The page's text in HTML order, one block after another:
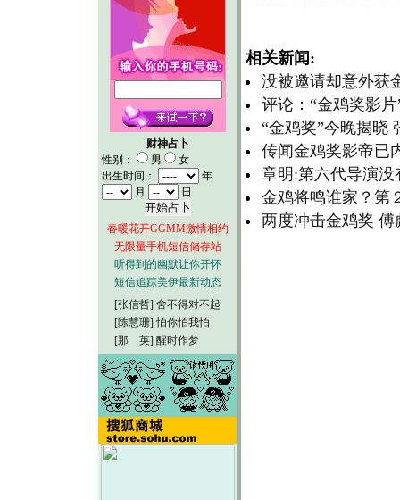
财神占卜
性别：
男
女
出生时间：
年
月
日
春暖花开GGMM激情相约
无限量手机短信储存站
听得到的幽默让你开怀
短信追踪美伊最新动态
[张信哲] 舍不得对不起
[陈慧珊] 怕你怕我怕
[那 英] 醒时作梦
相关新闻:
没被邀请却意外
评论：“金鸡奖影
“金鸡奖”今晚揭晓
传闻金鸡奖影帝已
章明:第六代导演
金鸡将鸣谁家？第
两度冲击金鸡奖 傅